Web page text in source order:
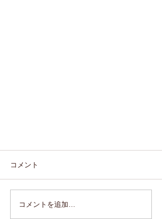
コメント
コメントを追加…